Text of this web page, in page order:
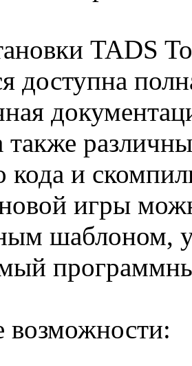
TADS
доступна
также
кода и
игры
шаблоном,
возможности: